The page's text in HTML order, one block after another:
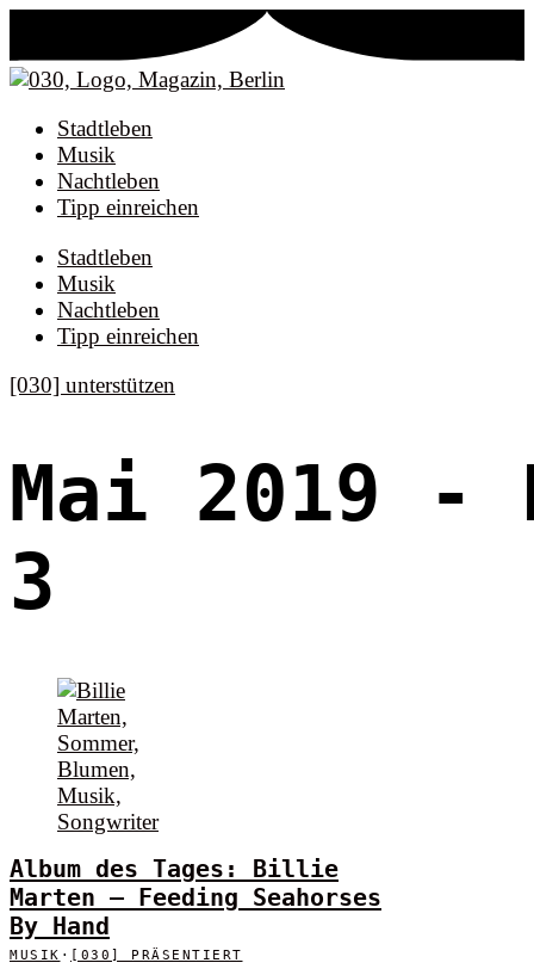
Stadtleben
Musik
Nachtleben
Tipp einreichen
Stadtleben
Musik
Nachtleben
Tipp einreichen
[030] unterstützen
Mai 2019 -
3
Album des Tages: Billie
Marten – Feeding Seahorses
By Hand
MUSIK · [030] PRÄSENTIERT